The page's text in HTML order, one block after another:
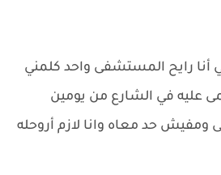
أنا رايح المستشفى واحد كلمني
عليه في الشارع من يومين
حد معاه وانا لازم أروحله